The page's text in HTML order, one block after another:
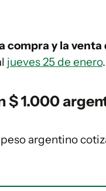
compra y la
jueves 25 de enero.
$ 1.000
argentino